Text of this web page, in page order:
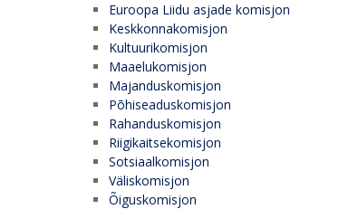
Euroopa Liidu asjade komisjon
Keskkonnakomisjon
Kultuurikomisjon
Maaelukomisjon
Majanduskomisjon
Põhiseaduskomisjon
Rahanduskomisjon
Riigikaitsekomisjon
Sotsiaalkomisjon
Väliskomisjon
Õiguskomisjon